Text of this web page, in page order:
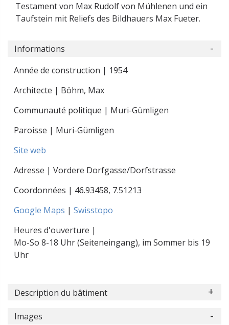
Testament von Max Rudolf von Mühlenen und ein
Taufstein mit Reliefs des Bildhauers Max Fueter.
Informations
Année de construction | 1954
Architecte | Böhm, Max
Communauté politique | Muri-Gümligen
Paroisse | Muri-Gümligen
Site web
Adresse | Vordere Dorfgasse/Dorfstrasse
Coordonnées | 46.93458, 7.51213
Google Maps | Swisstopo
Heures d'ouverture |
Mo-So 8-18 Uhr (Seiteneingang), im Sommer bis 19
Uhr
Description du bâtiment
Images